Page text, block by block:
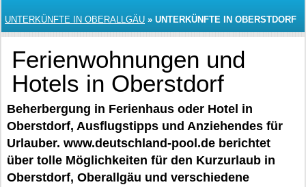
UNTERKÜNFTE IN OBERALLGÄU » UNTERKÜNFTE IN OBERSTDORF
Ferienwohnungen und
Hotels in Oberstdorf
Beherbergung in Ferienhaus oder Hotel in
Oberstdorf, Ausflugstipps und Anziehendes für
Urlauber. www.deutschland-pool.de berichtet
über tolle Möglichkeiten für den Kurzurlaub in
Oberstdorf, Oberallgäu und verschiedene